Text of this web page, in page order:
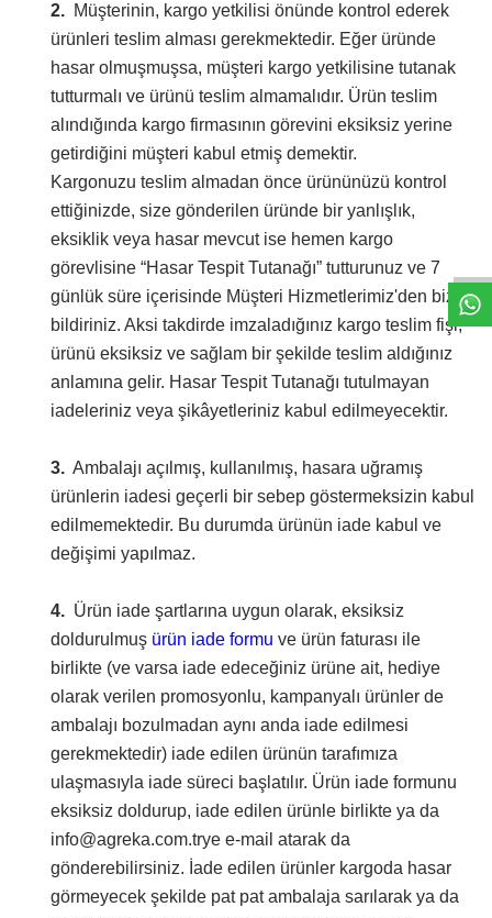
2. Müşterinin, kargo yetkilisi önünde kontrol ederek
ürünleri teslim alması gerekmektedir. Eğer üründe
hasar olmuşmuşsa, müşteri kargo yetkilisine tutanak
tutturmalı ve ürünü teslim almamalıdır. Ürün teslim
alındığında kargo firmasının görevini eksiksiz yerine
getirdiğini müşteri kabul etmiş demektir.
Kargonuzu teslim almadan önce ürününüzü kontrol
ettiğinizde, size gönderilen üründe bir yanlışlık,
eksiklik veya hasar mevcut ise hemen kargo
görevlisine “Hasar Tespit Tutanağı” tutturunuz ve 7
günlük süre içerisinde Müşteri Hizmetlerimiz'den bize
bildiriniz. Aksi takdirde imzaladığınız kargo teslim fişi,
ürünü eksiksiz ve sağlam bir şekilde teslim aldığınız
anlamına gelir. Hasar Tespit Tutanağı tutulmayan
iadeleriniz veya şikâyetleriniz kabul edilmeyecektir.
3. Ambalajı açılmış, kullanılmış, hasara uğramış
ürünlerin iadesi geçerli bir sebep göstermeksizin kabul
edilmemektedir. Bu durumda ürünün iade kabul ve
değişimi yapılmaz.
4. Ürün iade şartlarına uygun olarak, eksiksiz
doldurulmuş ürün iade formu ve ürün faturası ile
birlikte (ve varsa iade edeceğiniz ürüne ait, hediye
olarak verilen promosyonlu, kampanyalı ürünler de
ambalajı bozulmadan aynı anda iade edilmesi
gerekmektedir) iade edilen ürünün tarafımıza
ulaşmasıyla iade süreci başlatılır. Ürün iade formunu
eksiksiz doldurup, iade edilen ürünle birlikte ya da
info@agreka.com.trye e-mail atarak da
gönderebilirsiniz. İade edilen ürünler kargoda hasar
görmeyecek şekilde pat pat ambalaja sarılarak ya da